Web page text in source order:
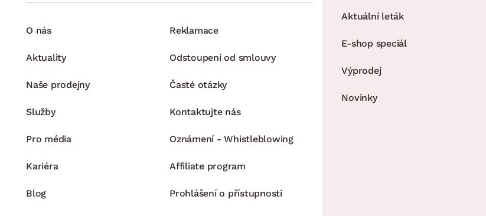
O nás
Aktuality
Naše prodejny
Služby
Pro média
Kariéra
Blog
Reklamace
Odstoupení od smlouvy
Časté otázky
Kontaktujte nás
Oznámení - Whistleblowing
Affiliate program
Prohlášení o přístupnosti
Aktuální leták
E-shop speciál
Výprodej
Novinky